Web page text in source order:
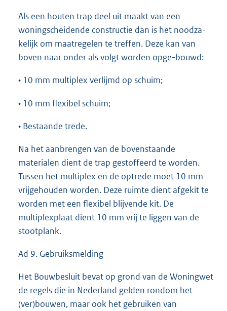
Als een houten trap deel uit maakt van een
woningscheidende constructie dan is het noodza-
kelijk om maatregelen te treffen. Deze kan van
boven naar onder als volgt worden opge-bouwd:
• 10 mm multiplex verlijmd op schuim;
• 10 mm flexibel schuim;
• Bestaande trede.
Na het aanbrengen van de bovenstaande
materialen dient de trap gestoffeerd te worden.
Tussen het multiplex en de optrede moet 10 mm
vrijgehouden worden. Deze ruimte dient afgekit te
worden met een flexibel blijvende kit. De
multiplexplaat dient 10 mm vrij te liggen van de
stootplank.
Ad 9. Gebruiksmelding
Het Bouwbesluit bevat op grond van de Woningwet
de regels die in Nederland gelden rondom het
(ver)bouwen, maar ook het gebruiken van